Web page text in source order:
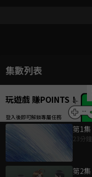
集數列表
玩遊戲 賺POINTS！
第1集
23分鐘
第2集